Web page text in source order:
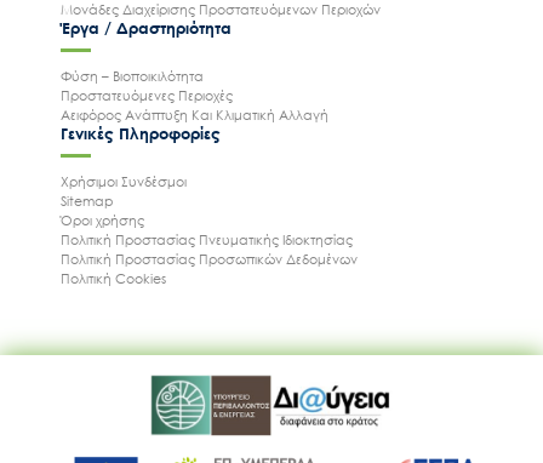
Μονάδες Διαχείρισης Προστατευόμενων Περιοχών
Έργα / Δραστηριότητα
Φύση – Βιοποικιλότητα
Προστατευόμενες Περιοχές
Αειφόρος Ανάπτυξη Και Κλιματική Αλλαγή
Γενικές Πληροφορίες
Χρήσιμοι Συνδέσμοι
Sitemap
Όροι χρήσης
Πολιτική Προστασίας Πνευματικής Ιδιοκτησίας
Πολιτική Προστασίας Προσωπικών Δεδομένων
Πολιτική Cookies